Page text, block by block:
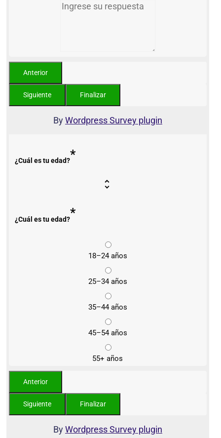
ByWordpress Survey plugin
¿Cuál es tu edad?*
¿Cuál es tu edad?*
18–24 años
25–34 años
35–44 años
45–54 años
55+ años
ByWordpress Survey plugin